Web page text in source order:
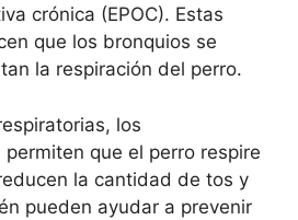
crónica (EPOC). Estas
que los bronquios se
la respiración del perro.
los
que el perro respire
la cantidad de tos y
pueden ayudar a prevenir